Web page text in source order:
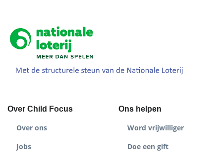
Over Child Focus
Over ons
Jobs
Ons helpen
Word vrijwilliger
Doe een gift